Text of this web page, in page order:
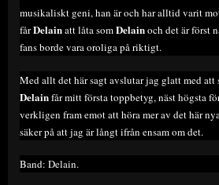
musikaliskt geni, han är och har alltid varit
fårDelainatt låta somDelainoch det är först
fans borde vara oroliga på riktigt.
Med allt det här sagt avslutar jag glatt med att
Delainfår mitt första toppbetyg, näst högsta
verkligen fram emot att höra mer av det här nya
säker på att jag är långt ifrån ensam om det.
Band: Delain.